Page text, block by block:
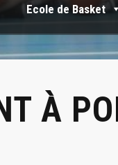
Ecole de Basket
À